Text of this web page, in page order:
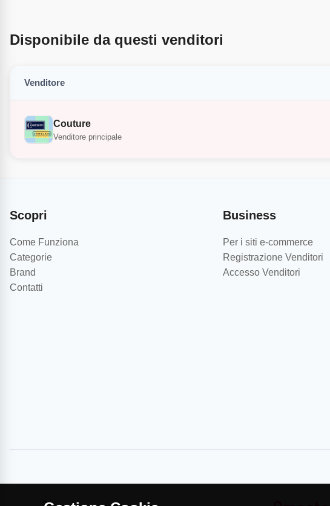
Disponibile da questi venditori
Venditore
Couture
Venditore principale
Scopri
Come Funziona
Categorie
Brand
Contatti
Business
Per i siti e-commerce
Registrazione Venditori
Accesso Venditori